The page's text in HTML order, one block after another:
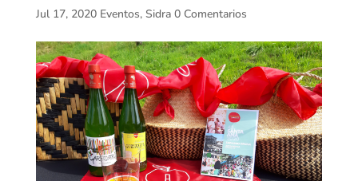
Jul 17, 2020 Eventos, Sidra 0 Comentarios